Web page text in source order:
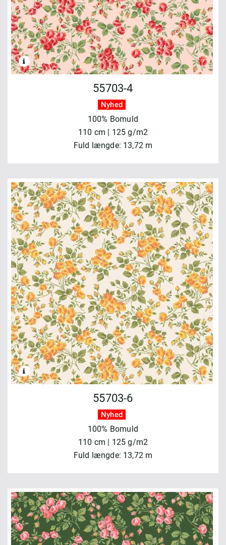
55703-4
Nyhed
100% Bomuld
110 cm | 125 g/m2
Fuld længde: 13,72 m
55703-6
Nyhed
100% Bomuld
110 cm | 125 g/m2
Fuld længde: 13,72 m